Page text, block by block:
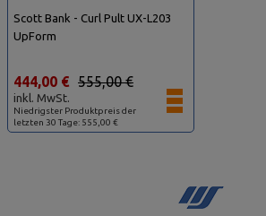
Scott Bank - Curl Pult UX-L203
UpForm
Niedrigster Produktpreis der
letzten 30 Tage: 555,00 €
555,00 €
444,00 €
inkl. MwSt.